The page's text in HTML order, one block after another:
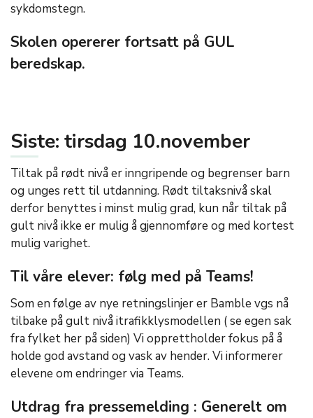
sykdomstegn.
Skolen opererer fortsatt på GUL
beredskap.
Siste: tirsdag 10.november
Tiltak på rødt nivå er inngripende og begrenser barn
og unges rett til utdanning. Rødt tiltaksnivå skal
derfor benyttes i minst mulig grad, kun når tiltak på
gult nivå ikke er mulig å gjennomføre og med kortest
mulig varighet.
Til våre elever: følg med på Teams!
Som en følge av nye retningslinjer er Bamble vgs nå
tilbake på gult nivå itrafikklysmodellen ( se egen sak
fra fylket her på siden) Vi opprettholder fokus på å
holde god avstand og vask av hender. Vi informerer
elevene om endringer via Teams.
Utdrag fra pressemelding : Generelt om